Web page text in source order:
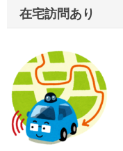
在宅訪問あり